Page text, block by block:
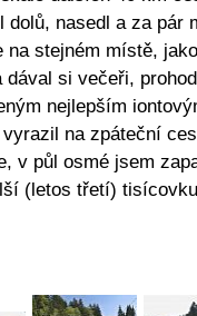
nasedl a za pár
na stejném místě,
si večeři,
nejlepším
na zpáteční
v půl osmé jsem
(letos třetí)